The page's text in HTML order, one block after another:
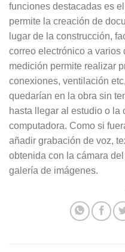
funciones destacadas es
permite la creación de
lugar de la construcción,
correo electrónico a varios
medición permite realizar
conexiones, ventilación
quedarían en la obra sin
hasta llegar al estudio o la
computadora. Como si
añadir grabación de voz,
obtenida con la cámara
galería de imágenes.